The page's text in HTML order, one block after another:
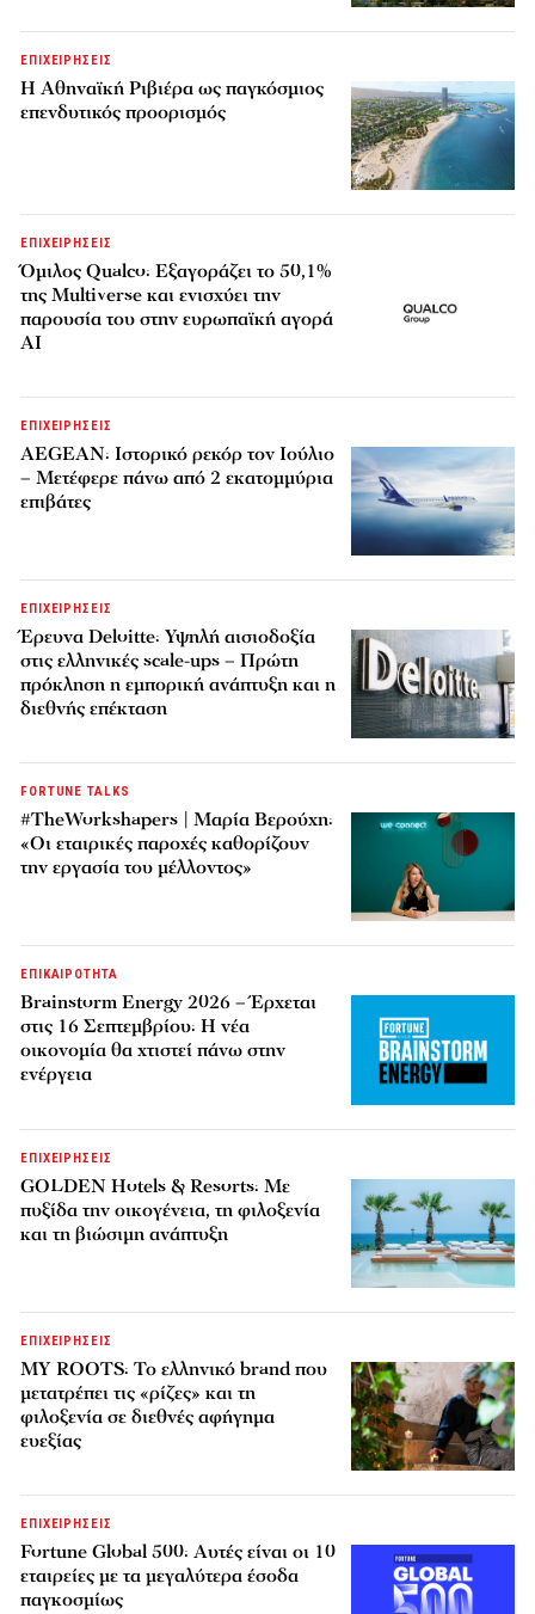
ΕΠΙΧΕΙΡΗΣΕΙΣ
Η Αθηναϊκή Ριβιέρα ως παγκόσμιος
επενδυτικός προορισμός
ΕΠΙΧΕΙΡΗΣΕΙΣ
Όμιλος Qualco: Εξαγοράζει το 50,1%
της Multiverse και ενισχύει την
παρουσία του στην ευρωπαϊκή αγορά
AI
ΕΠΙΧΕΙΡΗΣΕΙΣ
AEGEAN: Ιστορικό ρεκόρ τον Ιούλιο
– Μετέφερε πάνω από 2 εκατομμύρια
επιβάτες
ΕΠΙΧΕΙΡΗΣΕΙΣ
Έρευνα Deloitte: Υψηλή αισιοδοξία
στις ελληνικές scale-ups – Πρώτη
πρόκληση η εμπορική ανάπτυξη και η
διεθνής επέκταση
FORTUNE TALKS
#TheWorkshapers | Μαρία Βερούχη:
«Οι εταιρικές παροχές καθορίζουν
την εργασία του μέλλοντος»
ΕΠΙΚΑΙΡΟΤΗΤΑ
Brainstorm Energy 2026 – Έρχεται
στις 16 Σεπτεμβρίου: Η νέα
οικονομία θα χτιστεί πάνω στην
ενέργεια
ΕΠΙΧΕΙΡΗΣΕΙΣ
GOLDEN Hotels & Resorts: Με
πυξίδα την οικογένεια, τη φιλοξενία
και τη βιώσιμη ανάπτυξη
ΕΠΙΧΕΙΡΗΣΕΙΣ
MY ROOTS: Το ελληνικό brand που
μετατρέπει τις «ρίζες» και τη
φιλοξενία σε διεθνές αφήγημα
ευεξίας
ΕΠΙΧΕΙΡΗΣΕΙΣ
Fortune Global 500: Αυτές είναι οι 10
εταιρείες με τα μεγαλύτερα έσοδα
παγκοσμίως